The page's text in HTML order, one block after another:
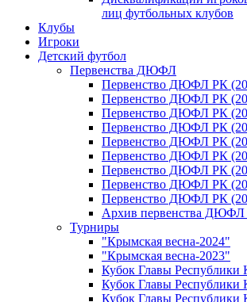
лиц футбольных клубов
Клубы
Игроки
Детский футбол
Первенства ДЮФЛ
Первенство ДЮФЛ РК
Первенство ДЮФЛ РК
Первенство ДЮФЛ РК
Первенство ДЮФЛ РК
Первенство ДЮФЛ РК
Первенство ДЮФЛ РК
Первенство ДЮФЛ РК
Первенство ДЮФЛ РК
Первенство ДЮФЛ РК
Архив первенства
Турниры
"Крымская весна-2024"
"Крымская весна-2023"
Кубок Главы Республики
Кубок Главы Республики
Кубок Главы Республики